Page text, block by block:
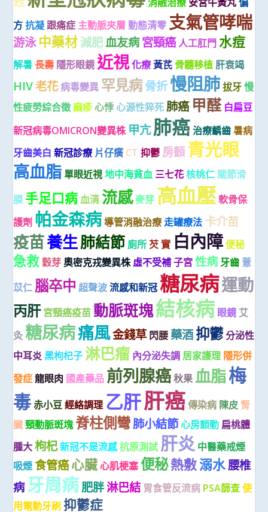
方 抗凝 跟痛症 主動脈夾層 動態清零 支氣管哮喘
游泳 中藥材減肥血友病宮頸癌人工肛門 水痘
解暑 長壽 隱形眼鏡 近視化療 黃芪 骨髓移植 肝衰竭
HIV老花病毒變異 罕見病骨折慢阻肺 拔牙 慢
性疲勞綜合徵 麻疹心悸 心源性猝死 肺癌 甲醛 白扁豆
新冠病毒OMICRON變異株 甲亢肺癌 治療齲齒 暑病
牙齒美白 新冠診療 片仔癀 CT 抑鬱 房顫青光眼
高血脂 單眼近視 地中海貧血 三七花 核桃仁 關節滑
膜 手足口病 血清 流感麥芽 高血壓軟骨保
護劑 帕金森病導管消融治療 走罐療法 卡介苗
疫苗養生肺結節 廁所 芡 實 白內障 便秘
急救 穀芽 奧密克戎變異株 虛不受補 子宮 性病牙齒 薏
苡仁 腦卒中 超聲波 流感和新冠 糖尿病運動
丙肝 宮頸癌疫苗 動脈斑塊結核病 眼鏡 艾
灸 糖尿病痛風金錢草 閃腰 藥酒抑鬱分泌性
中耳炎 黑枸杞子 淋巴瘤 內分泌失調 居家護理 隱形併
發症 龍眼肉 國產藥品 前列腺癌秋果 血脂梅
毒 赤小豆 經絡調理 乙肝肝癌 傳染病 陳皮 腎
臟 頸動脈斑塊脊柱側彎肺小結節心房顫動 扁桃體
腫大 枸杞新冠不是流感抗原測試 肝炎 中醫藥戒煙
吸煙 食管癌心臟 心肌梗塞 便秘熱敷溺水腰椎
病牙周病肥胖淋巴結 胃食管反流病 PSA篩查 使
用電動牙刷 抑鬱症